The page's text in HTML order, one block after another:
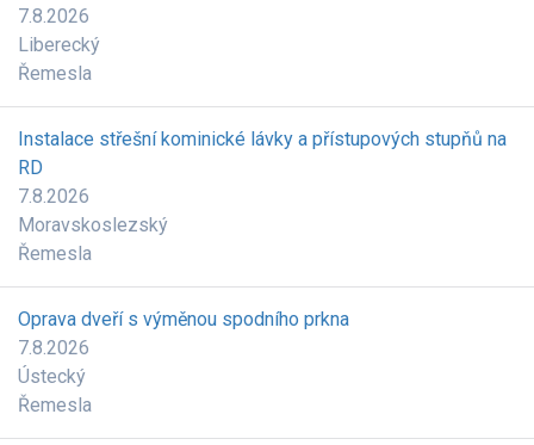
7.8.2026
Liberecký
Řemesla
Instalace střešní kominické lávky a přístupových stupňů na
RD
7.8.2026
Moravskoslezský
Řemesla
Oprava dveří s výměnou spodního prkna
7.8.2026
Ústecký
Řemesla